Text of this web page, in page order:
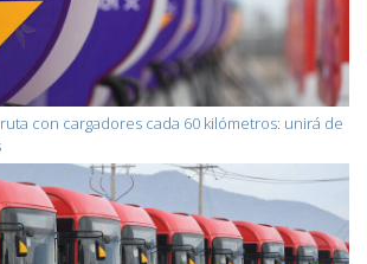
con cargadores cada 60 kilómetros: unirá de